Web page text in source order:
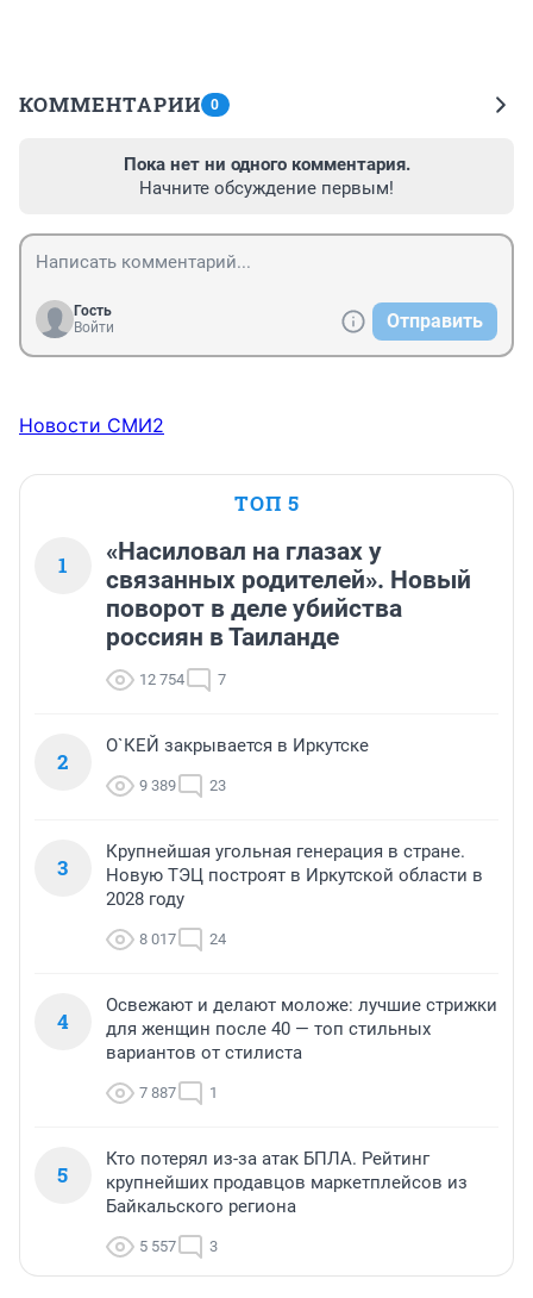
КОММЕНТАРИИ 0
Пока нет ни одного комментария.
Начните обсуждение первым!
Гость
Войти
Отправить
Новости СМИ2
ТОП 5
1
«Насиловал на глазах у
связанных родителей». Новый
поворот в деле убийства
россиян в Таиланде
12 754 7
2
О`КЕЙ закрывается в Иркутске
9 389 23
3
Крупнейшая угольная генерация в стране.
Новую ТЭЦ построят в Иркутской области в
2028 году
8 017 24
4
Освежают и делают моложе: лучшие стрижки
для женщин после 40 — топ стильных
вариантов от стилиста
7 887 1
5
Кто потерял из-за атак БПЛА. Рейтинг
крупнейших продавцов маркетплейсов из
Байкальского региона
5 557 3